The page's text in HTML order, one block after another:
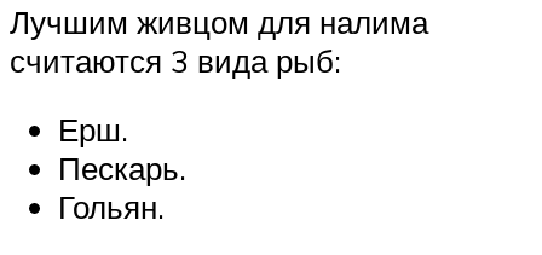
Лучшим живцом для налима
считаются 3 вида рыб:
Ерш.
Пескарь.
Гольян.